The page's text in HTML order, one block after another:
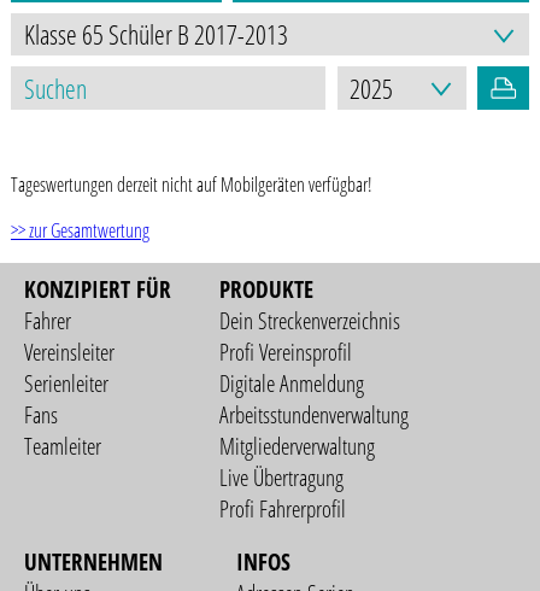
Tageswertungen derzeit nicht auf Mobilgeräten verfügbar!
>> zur Gesamtwertung
KONZIPIERT FÜR
Fahrer
Vereinsleiter
Serienleiter
Fans
Teamleiter
PRODUKTE
Dein Streckenverzeichnis
Profi Vereinsprofil
Digitale Anmeldung
Arbeitsstundenverwaltung
Mitgliederverwaltung
Live Übertragung
Profi Fahrerprofil
UNTERNEHMEN
INFOS